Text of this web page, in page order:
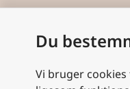
Du
Vi bruger